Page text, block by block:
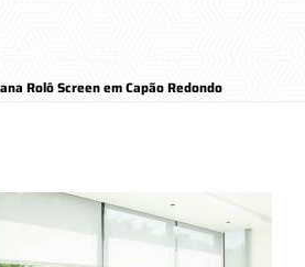
Rolô Screen em Capão Redondo